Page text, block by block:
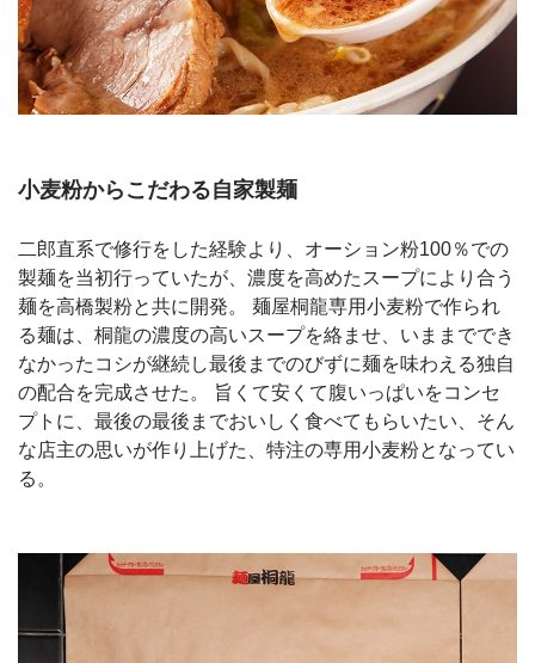
小麦粉からこだわる自家製麺
二郎直系で修行をした経験より、オーション粉100％での
製麺を当初行っていたが、濃度を高めたスープにより合う
麺を高橋製粉と共に開発。 麺屋桐龍専用小麦粉で作られ
る麺は、桐龍の濃度の高いスープを絡ませ、いままででき
なかったコシが継続し最後までのびずに麺を味わえる独自
の配合を完成させた。 旨くて安くて腹いっぱいをコンセ
プトに、最後の最後までおいしく食べてもらいたい、そん
な店主の思いが作り上げた、特注の専用小麦粉となってい
る。